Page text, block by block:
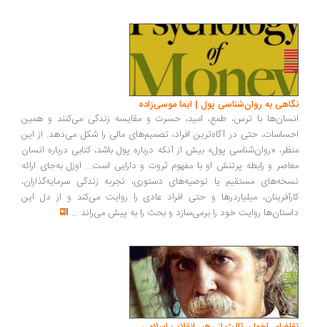
به روان‌شناسی پول | ایما موسی‌زاده
با ترس، طمع، امید، حسرت و مقایسه زندگی می‌کنند و همین
حتی در آگاه‌ترین افراد، تصمیم‌های مالی را شکل می‌دهد. از این
«روان‌شناسی پول» بیش از آنکه درباره پول باشد، کتابی درباره انسان
و رابطه پرتنش او با مفهوم ثروت و دارایی است... اوزل به‌جای ارائه
مستقیم یا توصیه‌های دستوری، تجربه زندگی سرمایه‌گذاران،
میلیاردرها و حتی افراد عادی را روایت می‌کند و از دل این
روایت خود را برمی‌سازد و بحث را به پیش می‌راند...